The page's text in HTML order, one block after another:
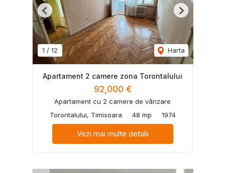
1 / 12 Harta
Previous Next
Apartament 2 camere zona Torontalului
92,000 €
Apartament cu 2 camere de vânzare
Torontalului, Timisoara
48 mp 1974
Vezi mai multe detalii